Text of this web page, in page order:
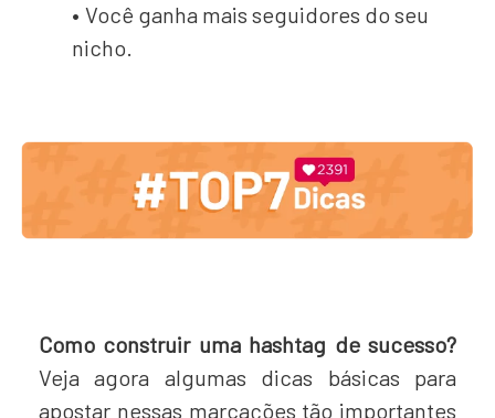
Você ganha mais seguidores do seu
nicho.
Como construir uma hashtag de sucesso?
Veja agora algumas dicas básicas para
apostar nessas marcações tão importantes